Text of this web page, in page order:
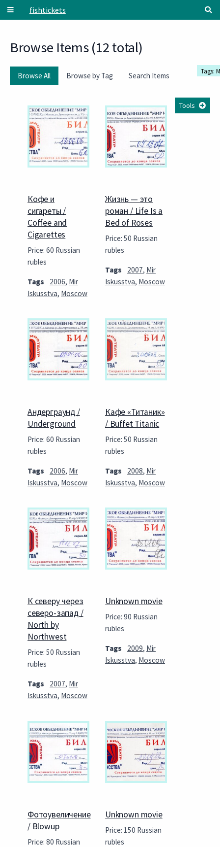
Skip to main content
fishtickets
Browse Items (12 total)
Browse All Browse by Tag Search Items
Tags:
Tools
Кофе и
сигареты /
Coffee and
Cigarettes
Price: 60 Russian
rubles
Tags 2006, Mir
Iskusstva, Moscow
Жизнь — это
роман / Life Is a
Bed of Roses
Price: 50 Russian
rubles
Tags 2007, Mir
Iskusstva, Moscow
Андерграунд /
Underground
Price: 60 Russian
rubles
Tags 2006, Mir
Iskusstva, Moscow
Кафе «Титаник»
/ Buffet Titanic
Price: 50 Russian
rubles
Tags 2008, Mir
Iskusstva, Moscow
К северу через
северо-запад /
North by
Northwest
Price: 50 Russian
rubles
Tags 2007, Mir
Iskusstva, Moscow
Unknown movie
Price: 90 Russian
rubles
Tags 2009, Mir
Iskusstva, Moscow
Фотоувеличение
/ Blowup
Price: 80 Russian
Unknown movie
Price: 150 Russian
rubles